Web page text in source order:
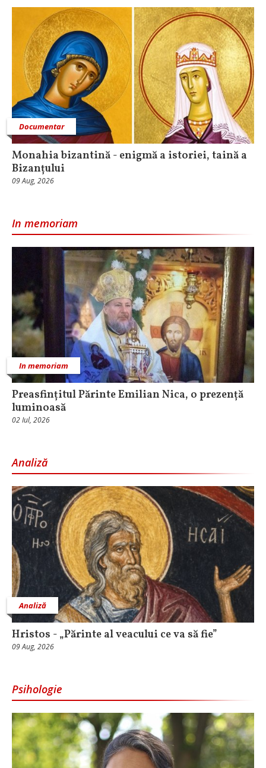
Documentar
Monahia bizantină - enigmă a istoriei, taină a
Bizanțului
09 Aug, 2026
In memoriam
In memoriam
Preasfințitul Părinte Emilian Nica, o prezență
luminoasă
02 Iul, 2026
Analiză
Analiză
Hristos - „Părinte al veacului ce va să fie”
09 Aug, 2026
Psihologie